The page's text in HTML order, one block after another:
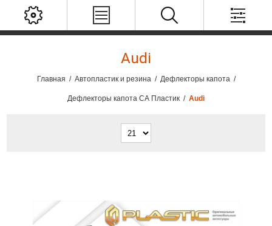
Audi
Главная / Автопластик и резина / Дефлекторы капота /
Дефлекторы капота СА Пластик / Audi